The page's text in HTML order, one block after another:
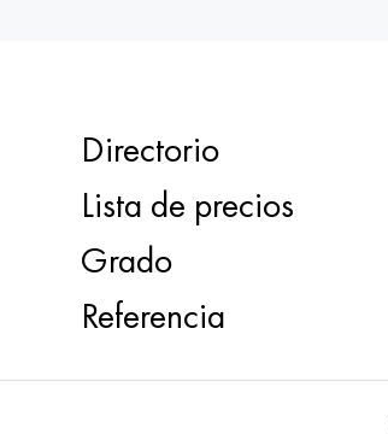
Directorio
Lista de precios
Grado
Referencia